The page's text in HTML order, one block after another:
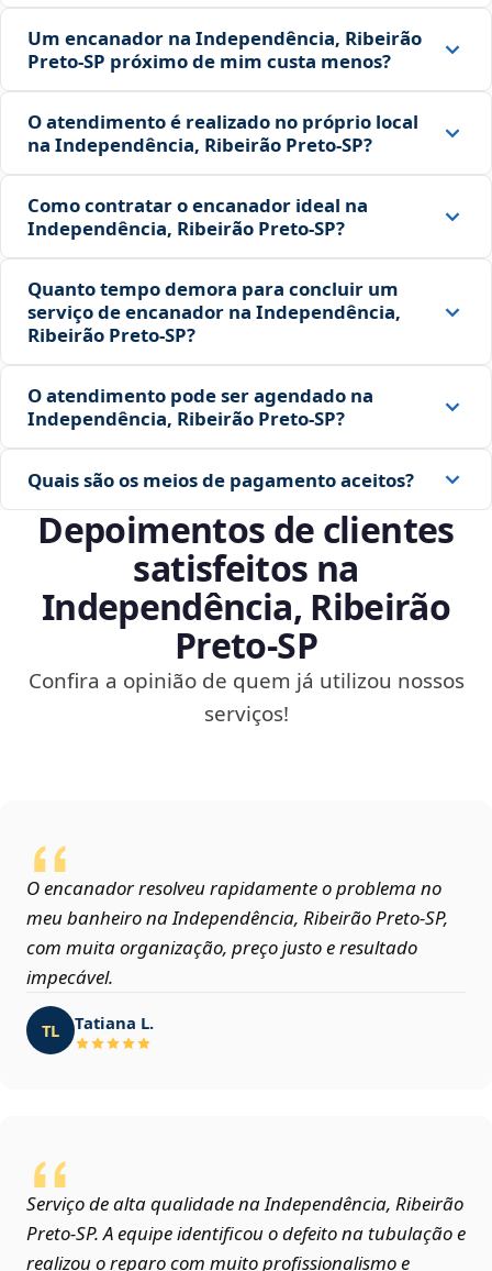
Um encanador na Independência, Ribeirão
Preto‑SP próximo de mim custa menos?
O atendimento é realizado no próprio local
na Independência, Ribeirão Preto‑SP?
Como contratar o encanador ideal na
Independência, Ribeirão Preto‑SP?
Quanto tempo demora para concluir um
serviço de encanador na Independência,
Ribeirão Preto‑SP?
O atendimento pode ser agendado na
Independência, Ribeirão Preto‑SP?
Quais são os meios de pagamento aceitos?
Depoimentos de clientes
satisfeitos na
Independência, Ribeirão
Preto‑SP
Confira a opinião de quem já utilizou nossos
serviços!
O encanador resolveu rapidamente o problema no
meu banheiro na Independência, Ribeirão Preto‑SP,
com muita organização, preço justo e resultado
impecável.
TL Tatiana L.
Serviço de alta qualidade na Independência, Ribeirão
Preto‑SP. A equipe identificou o defeito na tubulação e
realizou o reparo com muito profissionalismo e